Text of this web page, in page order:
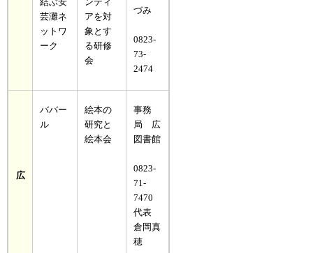
結ぶ安
芸灘ネ
ットワ
ーク
ンティ
アを対
象とす
る研修
会
づみ
0823-
73-
2474
広
ババー
ル
絵本の
研究と
絵本会
事務
局 広
図書館
0823-
71-
7470
代表
倉岡真
穂